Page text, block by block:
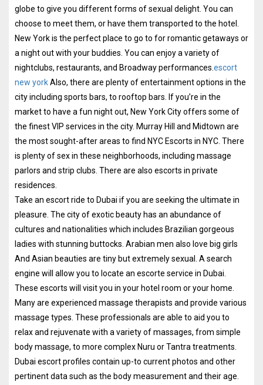
globe to give you different forms of sexual delight. You can
choose to meet them, or have them transported to the hotel.
New York is the perfect place to go to for romantic getaways or
a night out with your buddies. You can enjoy a variety of
nightclubs, restaurants, and Broadway performances. escort
new yorkAlso, there are plenty of entertainment options in the
city including sports bars, to rooftop bars. If you’re in the
market to have a fun night out, New York City offers some of
the finest VIP services in the city. Murray Hill and Midtown are
the most sought-after areas to find NYC Escorts in NYC. There
is plenty of sex in these neighborhoods, including massage
parlors and strip clubs. There are also escorts in private
residences.
Take an escort ride to Dubai if you are seeking the ultimate in
pleasure. The city of exotic beauty has an abundance of
cultures and nationalities which includes Brazilian gorgeous
ladies with stunning buttocks. Arabian men also love big girls
And Asian beauties are tiny but extremely sexual. A search
engine will allow you to locate an escorte service in Dubai.
These escorts will visit you in your hotel room or your home.
Many are experienced massage therapists and provide various
massage types. These professionals are able to aid you to
relax and rejuvenate with a variety of massages, from simple
body massage, to more complex Nuru or Tantra treatments.
Dubai escort profiles contain up-to current photos and other
pertinent data such as the body measurement and their age.